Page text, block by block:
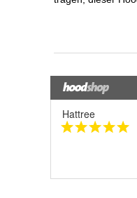
Hattree